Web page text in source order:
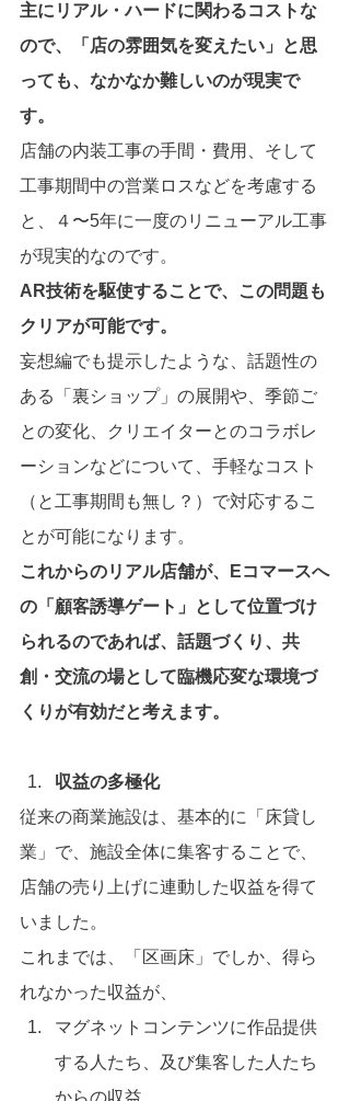
主にリアル・ハードに関わるコストな
ので、「店の雰囲気を変えたい」と思
っても、なかなか難しいのが現実で
す。
店舗の内装工事の手間・費用、そして
工事期間中の営業ロスなどを考慮する
と、４〜5年に一度のリニューアル工事
が現実的なのです。
AR技術を駆使することで、この問題も
クリアが可能です。
妄想編でも提示したような、話題性の
ある「裏ショップ」の展開や、季節ご
との変化、クリエイターとのコラボレ
ーションなどについて、手軽なコスト
（と工事期間も無し？）で対応するこ
とが可能になります。
これからのリアル店舗が、Eコマースへ
の「顧客誘導ゲート」として位置づけ
られるのであれば、話題づくり、共
創・交流の場として臨機応変な環境づ
くりが有効だと考えます。
収益の多極化
従来の商業施設は、基本的に「床貸し
業」で、施設全体に集客することで、
店舗の売り上げに連動した収益を得て
いました。
これまでは、「区画床」でしか、得ら
れなかった収益が、
マグネットコンテンツに作品提供
する人たち、及び集客した人たち
からの収益